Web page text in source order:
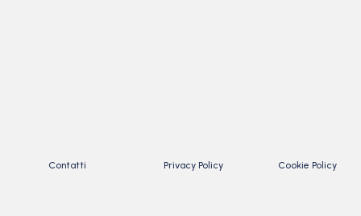
Contatti Privacy Policy Cookie Policy